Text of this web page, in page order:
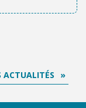
ACTUALITÉS